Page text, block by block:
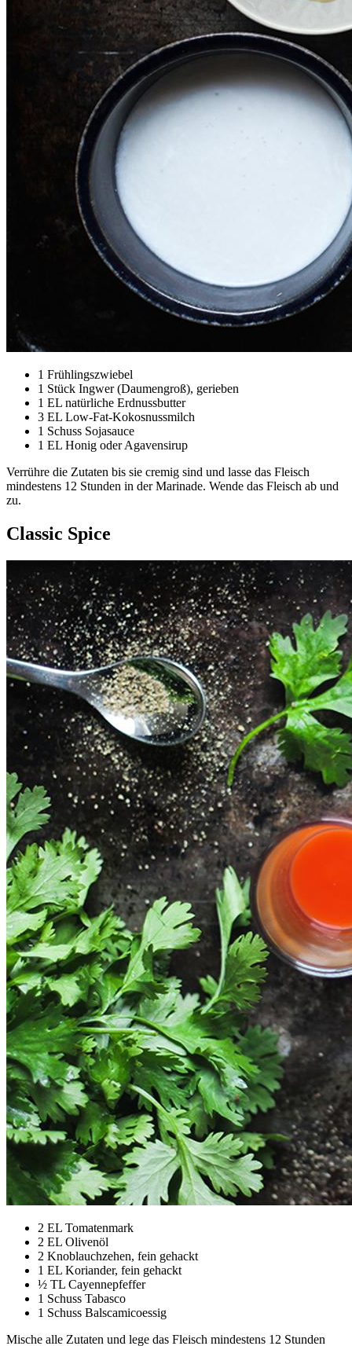
1 Frühlingszwiebel
1 Stück Ingwer (Daumengroß), gerieben
1 EL natürliche Erdnussbutter
3 EL Low-Fat-Kokosnussmilch
1 Schuss Sojasauce
1 EL Honig oder Agavensirup
Verrühre die Zutaten bis sie cremig sind und lasse das Fleisch
mindestens 12 Stunden in der Marinade. Wende das Fleisch ab und
zu.
Classic Spice
2 EL Tomatenmark
2 EL Olivenöl
2 Knoblauchzehen, fein gehackt
1 EL Koriander, fein gehackt
½ TL Cayennepfeffer
1 Schuss Tabasco
1 Schuss Balscamicoessig
Mische alle Zutaten und lege das Fleisch mindestens 12 Stunden